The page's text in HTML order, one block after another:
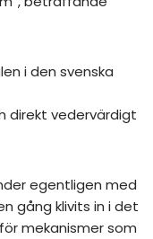
i den svenska
direkt vedervärdigt
egentligen med
gång klivits in i det
mekanismer som